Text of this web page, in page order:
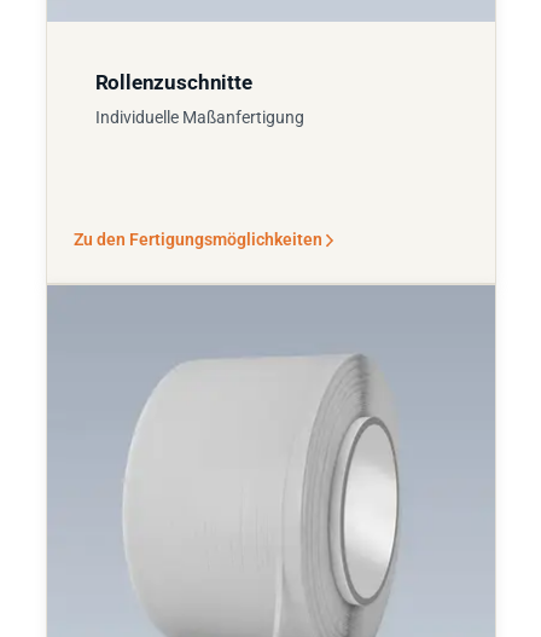
Rollenzuschnitte
Individuelle Maßanfertigung
Zu den Fertigungsmöglichkeiten